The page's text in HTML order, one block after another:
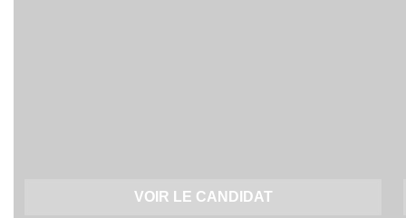
VOIR LE CANDIDAT